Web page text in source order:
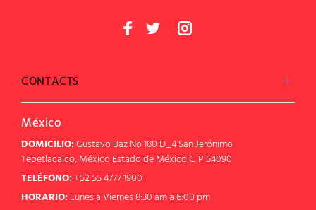
CONTACTS
México
DOMICILIO:Gustavo Baz No 180 D_4 San Jerónimo
Tepetlacalco, México Estado de México C. P 54090
TELÉFONO:+52 55 4777 1900
HORARIO: Lunes a Viernes 8:30 am a 6:00 pm